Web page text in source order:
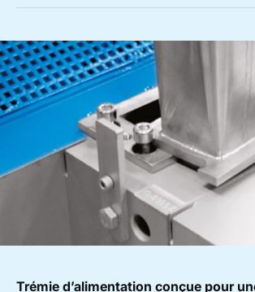
Trémie d’alimentation conçue pour